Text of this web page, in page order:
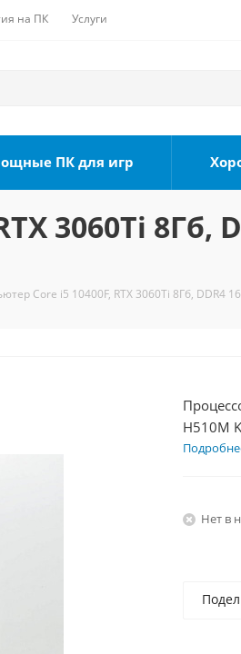
на ПК Услуги
ПК для игр
3060Ti 8Гб,
Core i5 10400F, RTX 3060Ti 8Гб, DDR4
H510M
БП
Нет в